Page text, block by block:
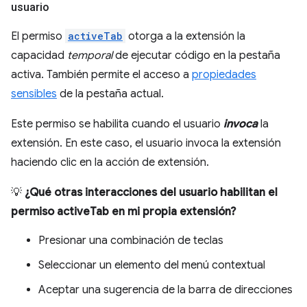
usuario
El permiso activeTab otorga a la extensión la
capacidad temporalde ejecutar código en la pestaña
activa. También permite el acceso a propiedades
sensibles de la pestaña actual.
Este permiso se habilita cuando el usuario invocala
extensión. En este caso, el usuario invoca la extensión
haciendo clic en la acción de extensión.
💡 ¿Qué otras interacciones del usuario habilitan el
permiso activeTab en mi propia extensión?
Presionar una combinación de teclas
Seleccionar un elemento del menú contextual
Aceptar una sugerencia de la barra de direcciones